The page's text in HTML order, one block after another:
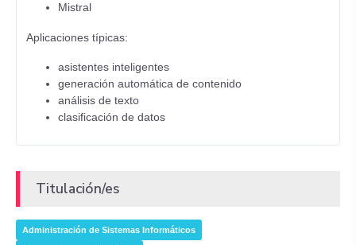
Mistral
Aplicaciones típicas:
asistentes inteligentes
generación automática de contenido
análisis de texto
clasificación de datos
Titulación/es
Administración de Sistemas Informáticos